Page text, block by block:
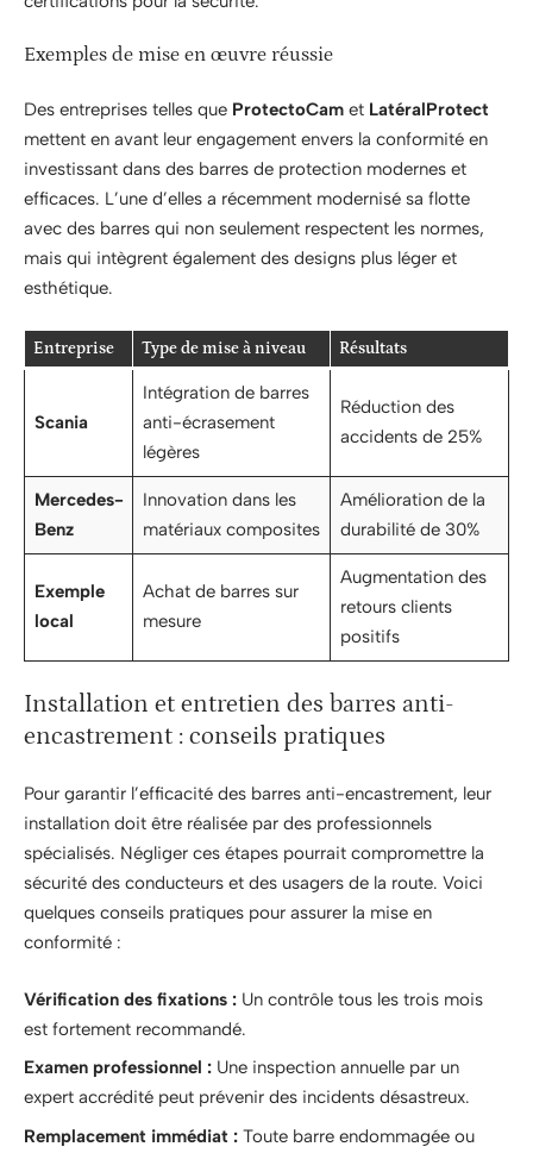
Exemples de mise en œuvre réussie
Des entreprises telles que ProtectoCam et LatéralProtect
mettent en avant leur engagement envers la conformité en
investissant dans des barres de protection modernes et
efficaces. L’une d’elles a récemment modernisé sa flotte
avec des barres qui non seulement respectent les normes,
mais qui intègrent également des designs plus léger et
esthétique.
Entreprise Type de mise à niveau Résultats
Scania
Intégration de barres
anti-écrasement
légères
Réduction des
accidents de 25%
Mercedes-
Benz
Innovation dans les
matériaux composites
Amélioration de la
durabilité de 30%
Exemple
local
Achat de barres sur
mesure
Augmentation des
retours clients
positifs
Installation et entretien des barres anti-
encastrement : conseils pratiques
Pour garantir l’efficacité des barres anti-encastrement, leur
installation doit être réalisée par des professionnels
spécialisés. Négliger ces étapes pourrait compromettre la
sécurité des conducteurs et des usagers de la route. Voici
quelques conseils pratiques pour assurer la mise en
conformité :
Vérification des fixations : Un contrôle tous les trois mois
est fortement recommandé.
Examen professionnel : Une inspection annuelle par un
expert accrédité peut prévenir des incidents désastreux.
Remplacement immédiat : Toute barre endommagée ou